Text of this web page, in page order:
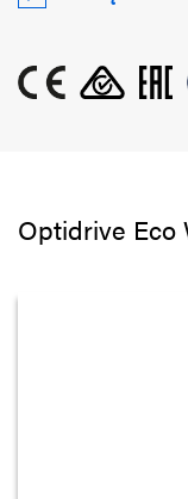
Optidrive Eco